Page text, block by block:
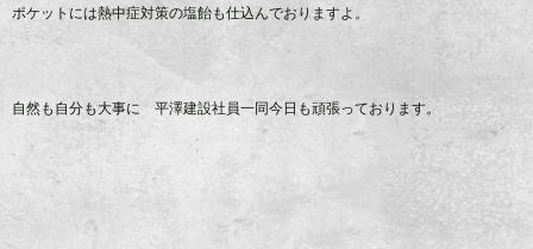
ポケットには熱中症対策の塩飴も仕込んでおりますよ。
自然も自分も大事に 平澤建設社員一同今日も頑張っております。